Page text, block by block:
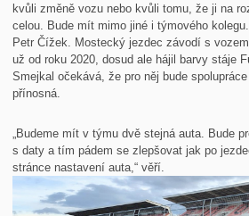
kvůli změně vozu nebo kvůli tomu, že ji na
celou. Bude mít mimo jiné i týmového
Petr Čížek. Mostecký jezdec závodí s
už od roku 2020, dosud ale hájil barvy stáje
Smejkal očekává, že pro něj bude
přínosná.
„Budeme mít v týmu dvě stejná auta. Bude
s daty a tím pádem se zlepšovat jak po
stránce nastavení auta,“ věří.